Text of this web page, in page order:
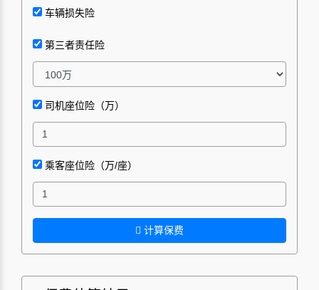
车辆损失险
第三者责任险
司机座位险（万）
乘客座位险（万/座）
计算保费